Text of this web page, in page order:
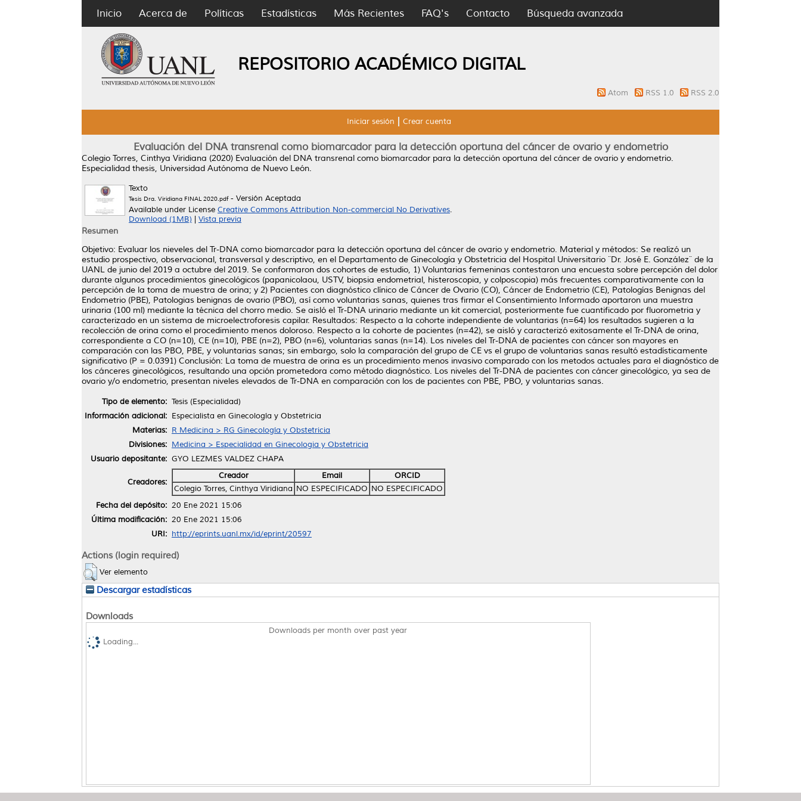
Inicio Acerca de Políticas Estadísticas Más Recientes FAQ's Contacto Búsqueda avanzada
REPOSITORIO ACADÉMICO DIGITAL
Atom RSS 1.0 RSS 2.0
Iniciar sesión Crear cuenta
Evaluación del DNA transrenal como biomarcador para la detección oportuna del cáncer de ovario y endometrio
Colegio Torres, Cinthya Viridiana (2020) Evaluación del DNA transrenal como biomarcador para la detección oportuna del cáncer de ovario y endometrio.
Especialidad thesis, Universidad Autónoma de Nuevo León.
Texto
Tesis Dra. Viridiana FINAL 2020.pdf- Versión Aceptada
Available under License Creative Commons Attribution Non-commercial No Derivatives.
Download (1MB)
Vista previa
Resumen
Objetivo: Evaluar los nieveles del Tr-DNA como biomarcador para la detección oportuna del cáncer de ovario y endometrio. Material y métodos: Se realizó un
estudio prospectivo, observacional, transversal y descriptivo, en el Departamento de Ginecología y Obstetricia del Hospital Universitario ¨Dr. José E. González¨ de la
UANL de junio del 2019 a octubre del 2019. Se conformaron dos cohortes de estudio, 1) Voluntarias femeninas contestaron una encuesta sobre percepción del dolor
durante algunos procedimientos ginecológicos (papanicolaou, USTV, biopsia endometrial, histeroscopia, y colposcopia) más frecuentes comparativamente con la
percepción de la toma de muestra de orina; y 2) Pacientes con diagnóstico clínico de Cáncer de Ovario (CO), Cáncer de Endometrio (CE), Patologías Benignas del
Endometrio (PBE), Patologias benignas de ovario (PBO), así como voluntarias sanas, quienes tras firmar el Consentimiento Informado aportaron una muestra
urinaria (100 ml) mediante la técnica del chorro medio. Se aisló el Tr-DNA urinario mediante un kit comercial, posteriormente fue cuantificado por fluorometria y
caracterizado en un sistema de microelectroforesis capilar. Resultados: Respecto a la cohorte independiente de voluntarias (n=64) los resultados sugieren a la
recolección de orina como el procedimiento menos doloroso. Respecto a la cohorte de pacientes (n=42), se aisló y caracterizó exitosamente el Tr-DNA de orina,
correspondiente a CO (n=10), CE (n=10), PBE (n=2), PBO (n=6), voluntarias sanas (n=14). Los niveles del Tr-DNA de pacientes con cáncer son mayores en
comparación con las PBO, PBE, y voluntarias sanas; sin embargo, solo la comparación del grupo de CE vs el grupo de voluntarias sanas resultó estadísticamente
significativo (P = 0.0391) Conclusión: La toma de muestra de orina es un procedimiento menos invasivo comparado con los metodos actuales para el diagnóstico de
los cánceres ginecológicos, resultando una opción prometedora como método diagnóstico. Los niveles del Tr-DNA de pacientes con cáncer ginecológico, ya sea de
ovario y/o endometrio, presentan niveles elevados de Tr-DNA en comparación con los de pacientes con PBE, PBO, y voluntarias sanas.
Tipo de elemento: Tesis (Especialidad)
Información adicional: Especialista en Ginecología y Obstetricia
Materias: R Medicina > RG Ginecología y Obstetricia
Divisiones: Medicina > Especialidad en Ginecologia y Obstetricia
Usuario depositante: GYO LEZMES VALDEZ CHAPA
Creadores:
Creador Email
ORCID
Colegio Torres, Cinthya Viridiana NO ESPECIFICADO NO ESPECIFICADO
Fecha del depósito: 20 Ene 2021 15:06
Última modificación: 20 Ene 2021 15:06
URI: http://eprints.uanl.mx/id/eprint/20597
Actions (login required)
Ver elemento
Descargar estadísticas
Downloads
Downloads per month over past year
Loading...